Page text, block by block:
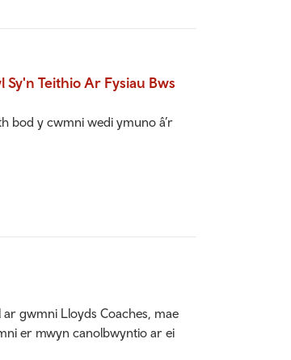
Sy'n Teithio Ar Fysiau Bws
bod y cwmni wedi ymuno â’r
gwmni Lloyds Coaches, mae
er mwyn canolbwyntio ar ei